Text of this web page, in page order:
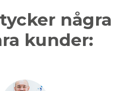
några
kunder: